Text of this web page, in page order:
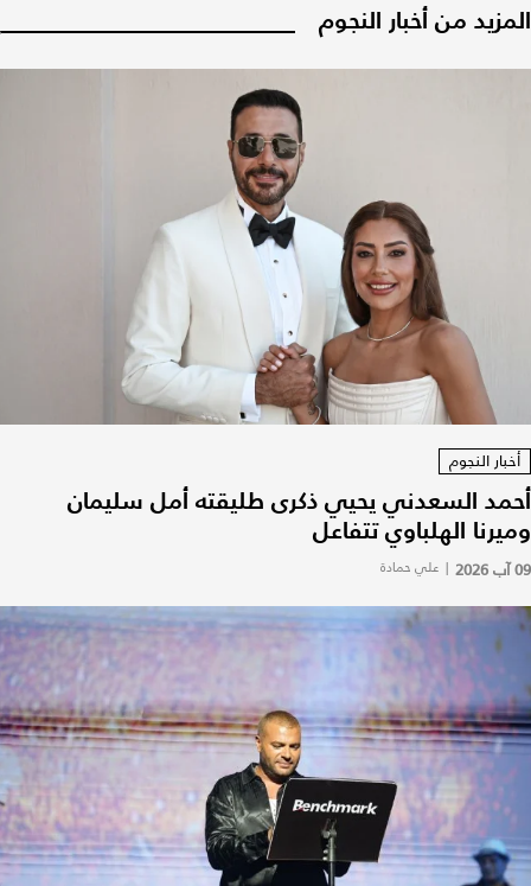
المزيد من أخبار النجوم
أخبار النجوم
أحمد السعدني يحيي ذكرى طليقته أمل سليمان
وميرنا الهلباوي تتفاعل
09 آب 2026 | علي حمادة